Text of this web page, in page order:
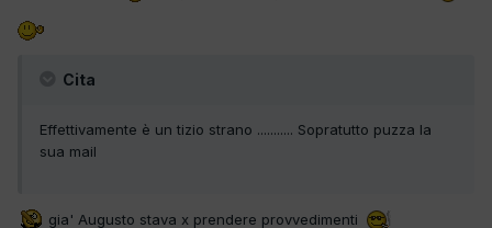
Cita
Effettivamente è un tizio strano ........... Sopratutto puzza la
sua mail
gia' Augusto stava x prendere provvedimenti